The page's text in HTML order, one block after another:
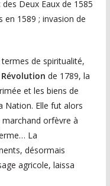
Deux Eaux de 1585
en 1589 ; invasion de
de spiritualité,
Révolution de 1789, la
et les biens de
Nation. Elle fut alors
orfèvre à
La
désormais
agricole, laissa